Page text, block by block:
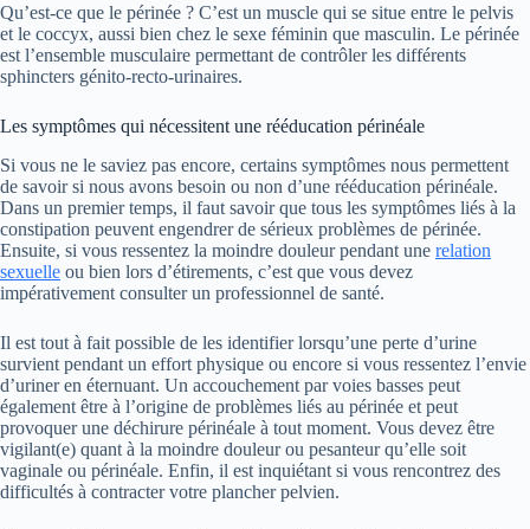
Qu’est-ce que le périnée ? C’est un muscle qui se situe entre le pelvis
et le coccyx, aussi bien chez le sexe féminin que masculin. Le périnée
est l’ensemble musculaire permettant de contrôler les différents
sphincters génito-recto-urinaires.
Les symptômes qui nécessitent une rééducation périnéale
Si vous ne le saviez pas encore, certains symptômes nous permettent
de savoir si nous avons besoin ou non d’une rééducation périnéale.
Dans un premier temps, il faut savoir que tous les symptômes liés à la
constipation peuvent engendrer de sérieux problèmes de périnée.
Ensuite, si vous ressentez la moindre douleur pendant une relation
sexuelle ou bien lors d’étirements, c’est que vous devez
impérativement consulter un professionnel de santé.
Il est tout à fait possible de les identifier lorsqu’une perte d’urine
survient pendant un effort physique ou encore si vous ressentez l’envie
d’uriner en éternuant. Un accouchement par voies basses peut
également être à l’origine de problèmes liés au périnée et peut
provoquer une déchirure périnéale à tout moment. Vous devez être
vigilant(e) quant à la moindre douleur ou pesanteur qu’elle soit
vaginale ou périnéale. Enfin, il est inquiétant si vous rencontrez des
difficultés à contracter votre plancher pelvien.